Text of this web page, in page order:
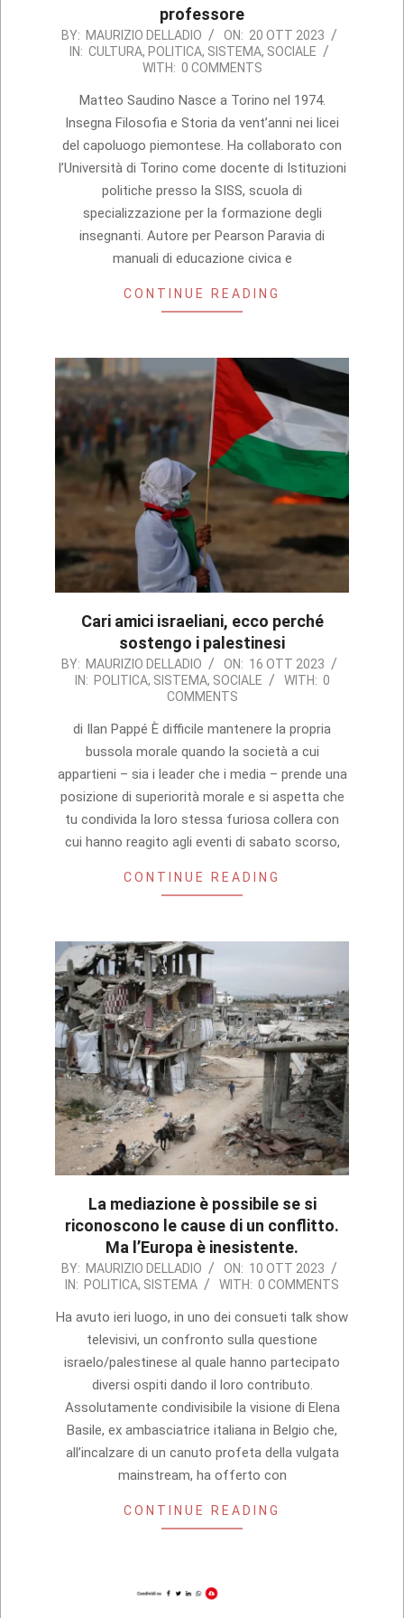
professore
2023-
10-
BY: MAURIZIO DELLADIO ON: 20 OTT 2023
IN: CULTURA, POLITICA, SISTEMA, SOCIALE
WITH: 0 COMMENTS
Matteo Saudino Nasce a Torino nel 1974.
Insegna Filosofia e Storia da vent’anni nei licei
del capoluogo piemontese. Ha collaborato con
l’Università di Torino come docente di Istituzioni
politiche presso la SISS, scuola di
specializzazione per la formazione degli
insegnanti. Autore per Pearson Paravia di
manuali di educazione civica e
CONTINUE READING
Cari amici israeliani, ecco perché
sostengo i palestinesi
2023-
BY: MAURIZIO DELLADIO ON: 16 OTT 2023
IN: POLITICA, SISTEMA, SOCIALE WITH: 0
COMMENTS
di Ilan Pappé È difficile mantenere la propria
bussola morale quando la società a cui
appartieni – sia i leader che i media – prende una
posizione di superiorità morale e si aspetta che
tu condivida la loro stessa furiosa collera con
cui hanno reagito agli eventi di sabato scorso,
CONTINUE READING
La mediazione è possibile se si
riconoscono le cause di un conflitto.
Ma l’Europa è inesistente.
2023-
10-
10
BY: MAURIZIO DELLADIO ON: 10 OTT 2023
IN: POLITICA, SISTEMA WITH: 0 COMMENTS
Ha avuto ieri luogo, in uno dei consueti talk show
televisivi, un confronto sulla questione
israelo/palestinese al quale hanno partecipato
diversi ospiti dando il loro contributo.
Assolutamente condivisibile la visione di Elena
Basile, ex ambasciatrice italiana in Belgio che,
all’incalzare di un canuto profeta della vulgata
mainstream, ha offerto con
CONTINUE READING